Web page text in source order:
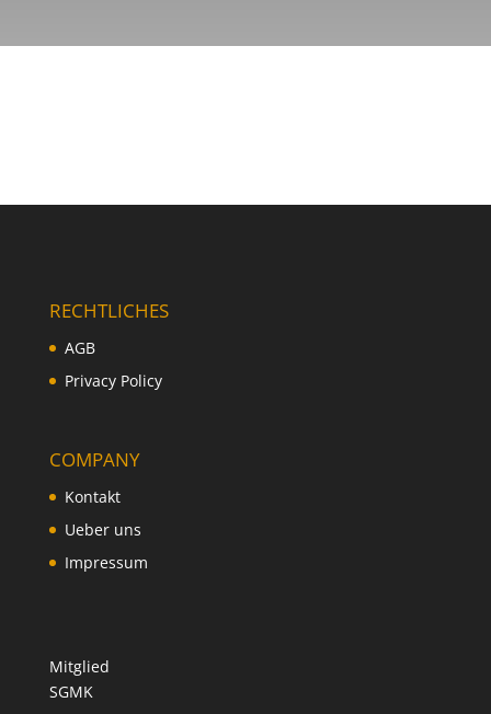
RECHTLICHES
AGB
Privacy Policy
COMPANY
Kontakt
Ueber uns
Impressum
Mitglied
SGMK